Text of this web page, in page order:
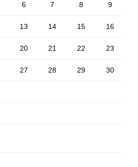
6 7 8 9
13 14 15 16
20 21 22 23
27 28 29 30